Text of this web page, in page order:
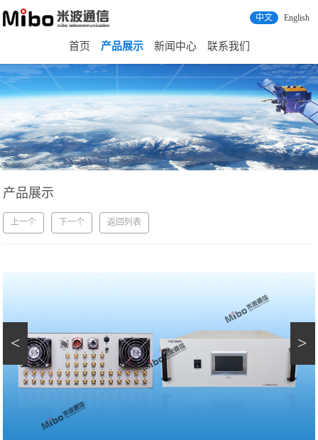
首页 产品展示 新闻中心 联系我们
中文 English
产品展示
上一个 下一个 返回列表
< >